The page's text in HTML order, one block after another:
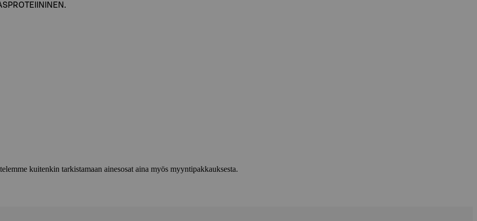
kuitenkin tarkistamaan ainesosat aina myös myyntipakkauksesta.